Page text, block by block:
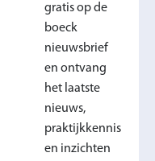
gratis op de
boeck
nieuwsbrief
en ontvang
het laatste
nieuws,
praktijkkennis
en inzichten